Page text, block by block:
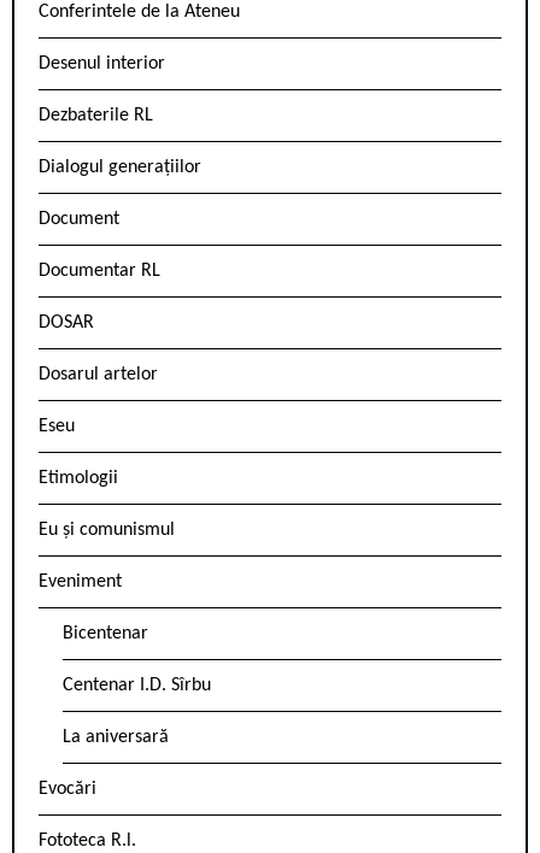
Conferintele de la Ateneu
Desenul interior
Dezbaterile RL
Dialogul generațiilor
Document
Documentar RL
DOSAR
Dosarul artelor
Eseu
Etimologii
Eu și comunismul
Eveniment
Bicentenar
Centenar I.D. Sîrbu
La aniversară
Evocări
Fototeca R.l.